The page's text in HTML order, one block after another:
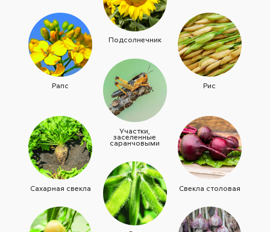
Подсолнечник
Рапс Рис
Участки,
заселенные
саранчовыми
Сахарная свекла Свекла столовая